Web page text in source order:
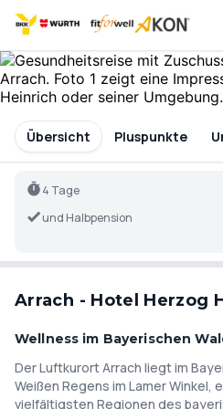
Übersicht Pluspunkte
4 Tage
und Halbpension
Arrach - Hotel Herzog
Wellness im Bayerischen
Der Luftkurort Arrach liegt im
Weißen Regens im Lamer Winkel,
vielfältigsten Regionen des